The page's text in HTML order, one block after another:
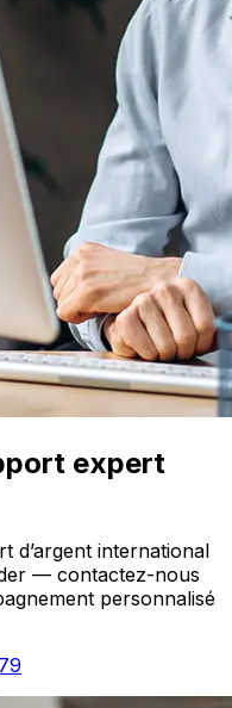
expert
d’argent international
— contactez-nous
personnalisé